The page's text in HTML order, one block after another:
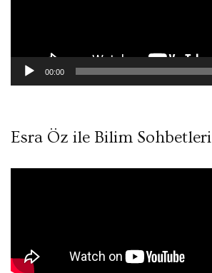
00:00
Esra Öz ile Bilim Sohbetleri